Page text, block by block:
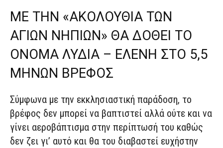
ΜΕ ΤΗΝ «ΑΚΟΛΟΥΘΙΑ ΤΩΝ
ΑΓΙΩΝ ΝΗΠΙΩΝ» ΘΑ ΔΟΘΕΙ ΤΟ
ΟΝΟΜΑ ΛΥΔΙΑ – ΕΛΕΝΗ ΣΤΟ 5,5
ΜΗΝΩΝ ΒΡΕΦΟΣ
Σύμφωνα με την εκκλησιαστική παράδοση, το
βρέφος δεν μπορεί να βαπτιστεί αλλά ούτε και να
γίνει αεροβάπτισμα στην περίπτωσή του καθώς
δεν ζει γι’ αυτό και θα του διαβαστεί ευχήστην